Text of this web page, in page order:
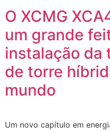
O XCMG
um grande
instalação da
de torre
mundo
Um novo capítulo em